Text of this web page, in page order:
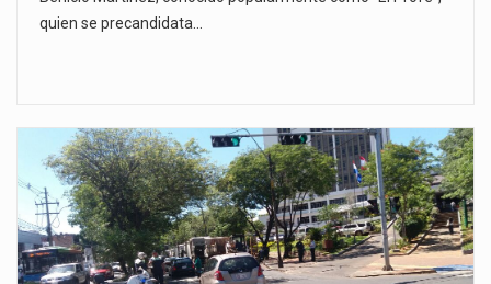
quien se precandidata…